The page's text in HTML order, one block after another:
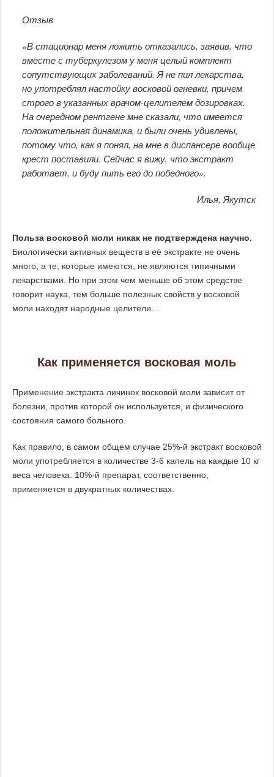
Отзыв
«В стационар меня ложить отказались, заявив, что
вместе с туберкулезом у меня целый комплект
сопутствующих заболеваний. Я не пил лекарства,
но употреблял настойку восковой огневки, причем
строго в указанных врачом-целителем дозировках.
На очередном рентгене мне сказали, что имеется
положительная динамика, и были очень удивлены,
потому что, как я понял, на мне в диспансере вообще
крест поставили. Сейчас я вижу, что экстракт
работает, и буду пить его до победного».
Илья, Якутск
Польза восковой моли никак не подтверждена научно.
Биологически активных веществ в её экстракте не очень
много, а те, которые имеются, не являются типичными
лекарствами. Но при этом чем меньше об этом средстве
говорит наука, тем больше полезных свойств у восковой
моли находят народные целители…
Как применяется восковая моль
Применение экстракта личинок восковой моли зависит от
болезни, против которой он используется, и физического
состояния самого больного.
Как правило, в самом общем случае 25%-й экстракт восковой
моли употребляется в количестве 3-6 капель на каждые 10 кг
веса человека. 10%-й препарат, соответственно,
применяется в двукратных количествах.